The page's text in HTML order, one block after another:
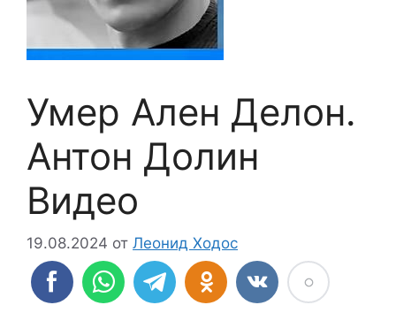
Умер Ален Делон.
Антон Долин
Видео
19.08.2024 от Леонид Ходос